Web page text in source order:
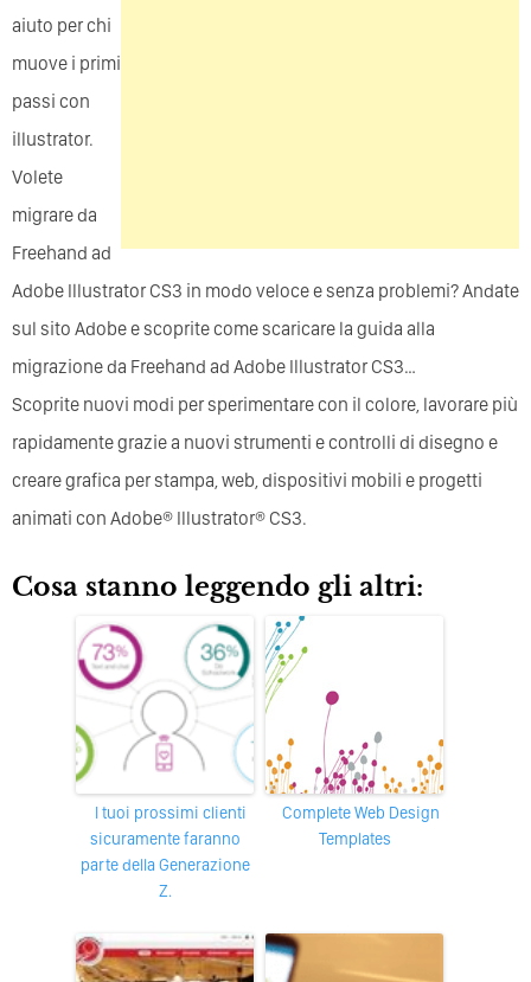
aiuto per chi
muove i primi
passi con
illustrator.
Volete
migrare da
Freehand ad
Adobe Illustrator CS3 in modo veloce e senza problemi? Andate
sul sito Adobe e scoprite come scaricare la guida alla
migrazione da Freehand ad Adobe Illustrator CS3…
Scoprite nuovi modi per sperimentare con il colore, lavorare più
rapidamente grazie a nuovi strumenti e controlli di disegno e
creare grafica per stampa, web, dispositivi mobili e progetti
animati con Adobe® Illustrator® CS3.
Cosa stanno leggendo gli altri:
I tuoi prossimi clienti
sicuramente faranno
parte della Generazione
Z.
Complete Web Design
Templates